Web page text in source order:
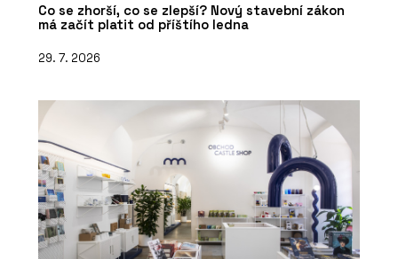
Co se zhorší, co se zlepší? Nový stavební zákon
má začít platit od příštího ledna
29. 7. 2026